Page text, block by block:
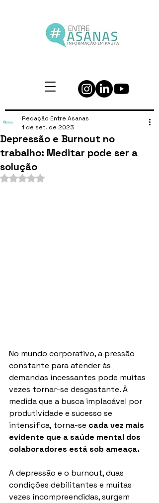
Depressão e Burnout no
trabalho: Meditar pode ser a
solução
Redação Entre Asanas
1 de set. de 2023
Avaliado com NaN de 5 estrelas.
No mundo corporativo, a pressão
constante para atender às
demandas incessantes pode muitas
vezes tornar-se desgastante. À
medida que a busca implacável por
produtividade e sucesso se
intensifica, torna-se cada vez mais
evidente que a saúde mental dos
colaboradores está sob ameaça.
A depressão e o burnout, duas
condições debilitantes e muitas
vezes incompreendidas, surgem